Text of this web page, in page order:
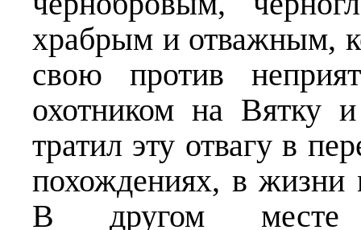
храбрым и отважным,
свою против
охотником на Вятку
тратил эту отвагу в
похождениях, в жизни
В другом месте